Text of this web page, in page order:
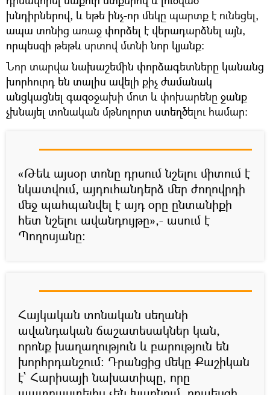
խնդիրներով, և եթե ինչ-որ մեկը պարտք է ունեցել,
ապա տոնից առաջ փորձել է վերադարձնել այն,
որպեսզի թեթև սրտով մտնի նոր կյանք։
Նոր տարվա նախաշեմին փորձագետները կանանց
խորհուրդ են տալիս ավելի քիչ ժամանակ
անցկացնել գազօջախի մոտ և փոխարենը ջանք
չխնայել տոնական մթնոլորտ ստեղծելու համար։
«Թեև այսօր տոնը դրսում նշելու միտում է
նկատվում, այդուհանդերձ մեր ժողովրդի
մեջ պահպանվել է այդ օրը ընտանիքի
հետ նշելու ավանդույթը»,- ասում է
Պողոսյանը։
Հայկական տոնական սեղանի
ավանդական ճաշատեսակներ կան,
որոնք խաղաղություն և բարություն են
խորհրդանշում։ Դրանցից մեկը Քաշիկան
է` Հարիսայի նախատիպը, որը